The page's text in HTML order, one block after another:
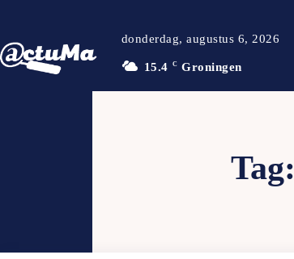
donderdag, augustus 6, 2026
15.4 C Groningen
Tag: